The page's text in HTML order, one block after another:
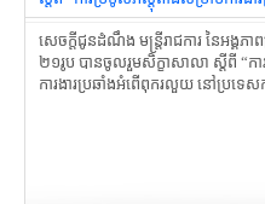
សេចក្តីជូនដំណឹង មន្ត្រីរាជការ នៃអង្គ
២១រូប បានចូលរួមសិក្ខាសាលា ស្តីពី “ក
ការងារប្រឆាំងអំពើពុករលួយ នៅប្រទេស